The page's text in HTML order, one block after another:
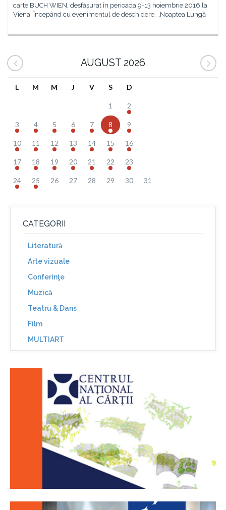
carte BUCH WIEN, desfășurat în perioada 9-13 noiembrie 2016 la
Viena. Începând cu evenimentul de deschidere, „Noaptea Lungă
AUGUST 2026
L M M J V S D
1 2
3 4 5 6 7 8 9
10 11 12 13 14 15 16
17 18 19 20 21 22 23
24 25 26 27 28 29 30 31
CATEGORII
Literatură
Arte vizuale
Conferinţe
Muzică
Teatru & Dans
Film
MULTIART